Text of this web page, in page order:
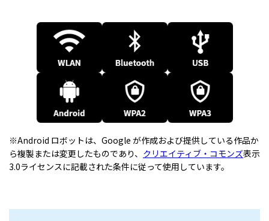
※Android ロボットは、Google が作成および提供している作品か
ら複製または変更したものであり、 クリエイティブ・コモンズ表示
3.0ライセンスに記載された条件に従って使用しています。